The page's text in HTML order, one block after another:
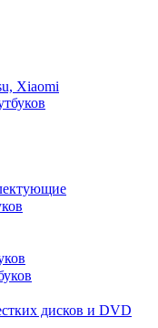
Xiaomi
дисков и DVD